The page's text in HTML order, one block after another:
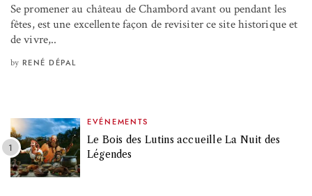
Se promener au château de Chambord avant ou pendant les
fêtes, est une excellente façon de revisiter ce site historique et
de vivre,..
by RENÉ DÉPAL
EVÉNEMENTS
Le Bois des Lutins accueille La Nuit des
Légendes